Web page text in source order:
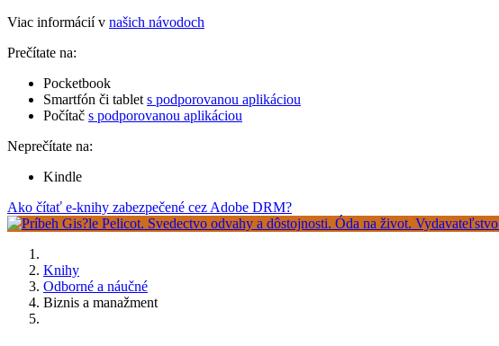
Viac informácií v našich návodoch
Prečítate na:
Pocketbook
Smartfón či tablet s podporovanou aplikáciou
Počítač s podporovanou aplikáciou
Neprečítate na:
Kindle
Ako čítať e-knihy zabezpečené cez Adobe DRM?
Knihy
Odborné a náučné
Biznis a manažment